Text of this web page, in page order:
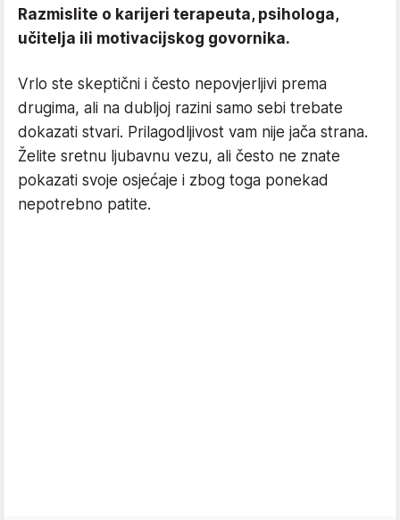
Razmislite o karijeri terapeuta, psihologa,
učitelja ili motivacijskog govornika.
Vrlo ste skeptični i često nepovjerljivi prema
drugima, ali na dubljoj razini samo sebi trebate
dokazati stvari. Prilagodljivost vam nije jača strana.
Želite sretnu ljubavnu vezu, ali često ne znate
pokazati svoje osjećaje i zbog toga ponekad
nepotrebno patite.